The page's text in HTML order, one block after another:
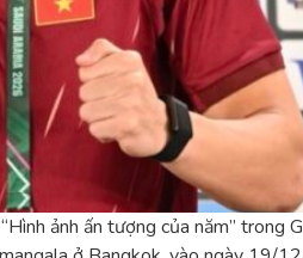
ảnh ấn tượng của năm” trong